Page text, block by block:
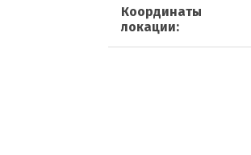
Координаты
локации: